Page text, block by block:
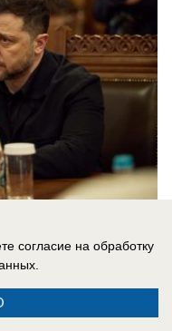
0
согласие на обработку